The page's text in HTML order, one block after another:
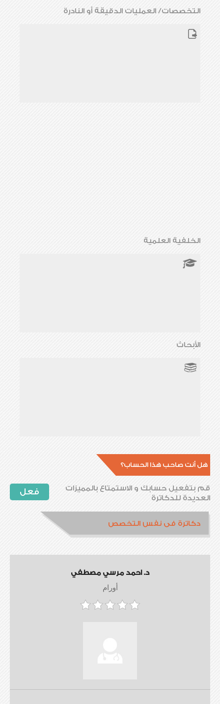
التخصصات/ العمليات الدقيقة أو النادرة
الخلفية العلمية
الأبحاث
هل أنت صاحب هذا الحساب؟
فعل
قم بتفعيل حسابك و الاستمتاع بالمميزات
العديدة للدكاترة
دكاترة فى نفس التخصص
د. احمد مرسي مصطفي
أورام